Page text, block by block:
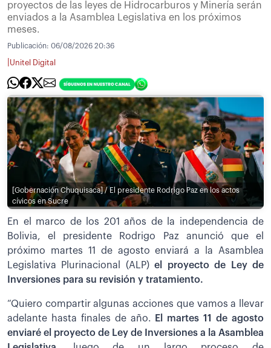
proyectos de las leyes de Hidrocarburos y Minería serán
enviados a la Asamblea Legislativa en los próximos
meses.
Publicación: 06/08/2026 20:36
Unitel Digital
[Gobernación Chuquisaca] / El presidente Rodrigo Paz en los actos
cívicos en Sucre
En el marco de los 201 años de la independencia de
Bolivia, el presidente Rodrigo Paz anunció que el
próximo martes 11 de agosto enviará a la Asamblea
Legislativa Plurinacional (ALP)el proyecto de Ley de
Inversiones para su revisión y tratamiento.
“Quiero compartir algunas acciones que vamos a llevar
adelante hasta finales de año.
El martes 11 de agosto
enviaré el proyecto de Ley de Inversiones a la Asamblea